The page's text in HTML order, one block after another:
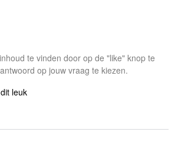
te vinden door op de "like" knop te
op jouw vraag te kiezen.
leuk